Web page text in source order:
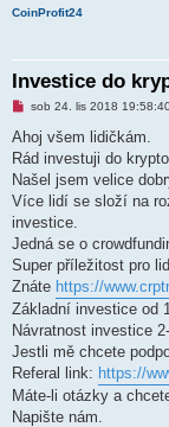
CoinProfit24
Investice do
N
v
p
ř
s
p
v
e
k
sob 24. lis 2018
Ahoj všem lidičkám.
Rád investuji do
Našel jsem velice
Více lidí se složí na
investice.
Jedná se o
Super příležitost pro
Znáte https://
Základní investice od
Návratnost investice
Jestli mě chcete
Referal link: https://
Máte-li otázky a
Napište nám.